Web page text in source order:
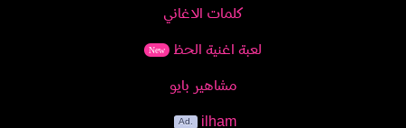
كلمات الاغاني
لعبة اغنية الحظ New
مشاهير بايو
ilham